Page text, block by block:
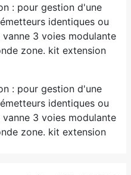
: pour gestion d'une
identiques ou
3 voies modulante
zone. kit extension
: pour gestion d'une
identiques ou
3 voies modulante
zone. kit extension